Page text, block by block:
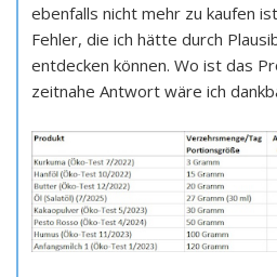
ebenfalls nicht mehr zu kaufen
Fehler, die ich hätte durch
entdecken können. Wo ist das
zeitnahe Antwort wäre ich